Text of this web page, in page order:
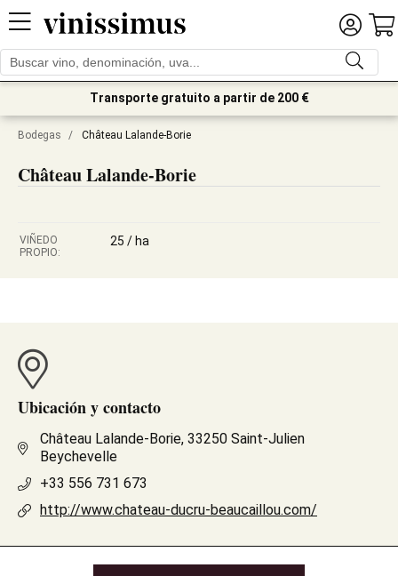
Transporte gratuito a partir de 200 €
Bodegas / Château Lalande-Borie
Château Lalande-Borie
VIÑEDO
PROPIO:
25 / ha
Ubicación y contacto
Château Lalande-Borie, 33250 Saint-Julien
Beychevelle
+33 556 731 673
http://www.chateau-ducru-beaucaillou.com/